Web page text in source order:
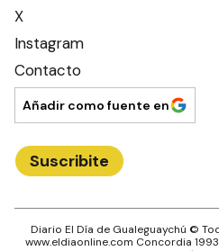
X
Instagram
Contacto
Añadir como fuente en
Suscribite
Diario El Día de Gualeguaychú ©
www.eldiaonline.com Concordia 1993